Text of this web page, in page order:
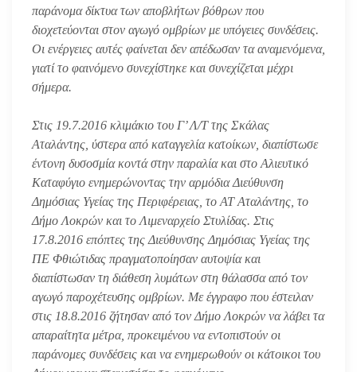
παράνομα δίκτυα των αποβλήτων βόθρων που
διοχετεύονται στον αγωγό ομβρίων με υπόγειες συνδέσεις.
Οι ενέργειες αυτές φαίνεται δεν απέδωσαν τα αναμενόμενα,
γιατί το φαινόμενο συνεχίστηκε και συνεχίζεται μέχρι
σήμερα.
Στις 19.7.2016 κλιμάκιο του Γ’ Λ/Τ της Σκάλας
Αταλάντης, ύστερα από καταγγελία κατοίκων, διαπίστωσε
έντονη δυσοσμία κοντά στην παραλία και στο Αλιευτικό
Καταφύγιο ενημερώνοντας την αρμόδια Διεύθυνση
Δημόσιας Υγείας της Περιφέρειας, το ΑΤ Αταλάντης, το
Δήμο Λοκρών και το Λιμεναρχείο Στυλίδας. Στις
17.8.2016 επόπτες της Διεύθυνσης Δημόσιας Υγείας της
ΠΕ Φθιώτιδας πραγματοποίησαν αυτοψία και
διαπίστωσαν τη διάθεση λυμάτων στη θάλασσα από τον
αγωγό παροχέτευσης ομβρίων. Με έγγραφο που έστειλαν
στις 18.8.2016 ζήτησαν από τον Δήμο Λοκρών να λάβει τα
απαραίτητα μέτρα, προκειμένου να εντοπιστούν οι
παράνομες συνδέσεις και να ενημερωθούν οι κάτοικοι του